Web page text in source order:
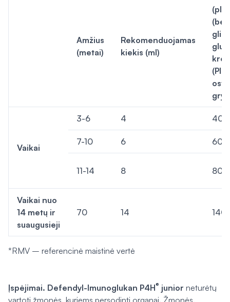
Amžius
(metai)
Rekomenduojamas
kiekis (ml)
(
Vaikai
3-6 4 40
7-10 6 60
11-14 8 80
Vaikai nuo
14 metų ir
suaugusieji
70 14 140
*RMV – referencinė maistinė vertė
Įspėjimai. Defendyl-Imunoglukan P4H® junior neturėtų
vartoti žmonės, kuriems persodinti organai. Žmonės,